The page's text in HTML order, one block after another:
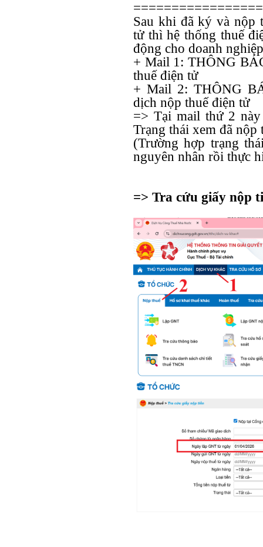
Sau khi đã ký và nộp
tử thì hệ thống thuế
động cho doanh
+ Mail 1: THÔNG
thuế điện tử
+ Mail 2: THÔNG
dịch nộp thuế điện tử
=> Tại mail thứ 2
Trạng thái xem đã nộp
(Trường hợp trạng
nguyên nhân rồi thực
=> Tra cứu giấy nộp